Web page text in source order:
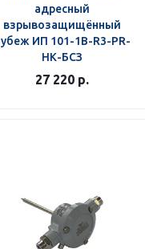
адресный
взрывозащищённый
ИП 101-1В-R3-РR-
НК-БСЗ
27 220 р.